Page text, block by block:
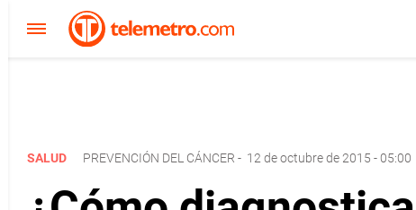
SALUD PREVENCIÓN DEL CÁNCER - 12 de octubre de 2015 - 05:00